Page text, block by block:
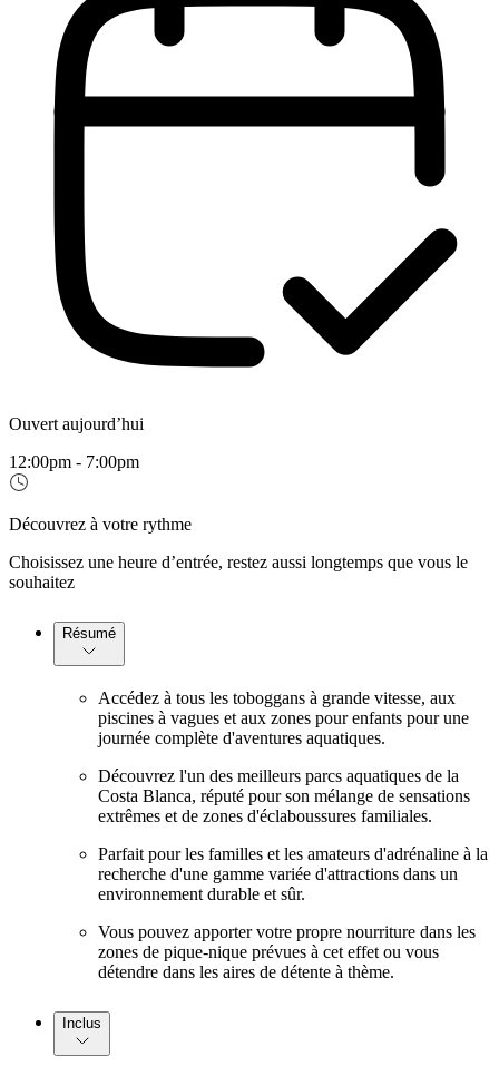
Ouvert aujourd’hui
12:00pm - 7:00pm
Découvrez à votre rythme
Choisissez une heure d’entrée, restez aussi longtemps que vous le
souhaitez
Résumé
Accédez à tous les toboggans à grande vitesse, aux
piscines à vagues et aux zones pour enfants pour une
journée complète d'aventures aquatiques.
Découvrez l'un des meilleurs parcs aquatiques de la
Costa Blanca, réputé pour son mélange de sensations
extrêmes et de zones d'éclaboussures familiales.
Parfait pour les familles et les amateurs d'adrénaline à la
recherche d'une gamme variée d'attractions dans un
environnement durable et sûr.
Vous pouvez apporter votre propre nourriture dans les
zones de pique-nique prévues à cet effet ou vous
détendre dans les aires de détente à thème.
Inclus